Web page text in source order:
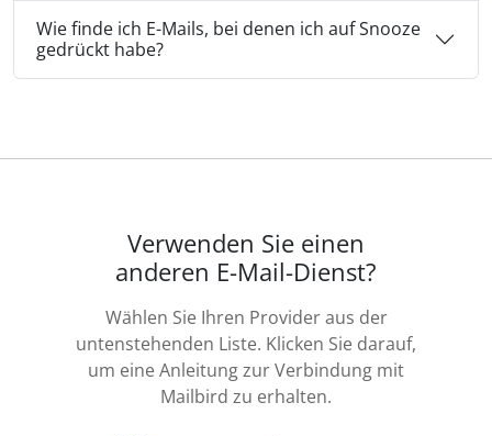
Wie finde ich E-Mails, bei denen ich auf Snooze
gedrückt habe?
Verwenden Sie einen
anderen E-Mail-Dienst?
Wählen Sie Ihren Provider aus der
untenstehenden Liste. Klicken Sie darauf,
um eine Anleitung zur Verbindung mit
Mailbird zu erhalten.